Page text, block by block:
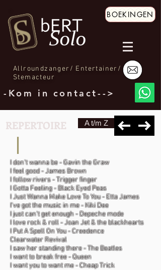
Allroundzanger/ Entertainer/
Stemacteur
BOEKINGEN
-Kom in contact-->
I
A t/m Z
REPERTOIRE
I don't wanna be - Gavin the Graw
I feel good - James Brown
I follow rivers - Trigger finger
I Gotta Feeling - Black Eyed Peas
I Just Wanna Make Love To You - Etta James
I've got the music in me - Kiki Dee
I just can't get enough - Depeche mode
I love rock & roll - Joan Jet & the blackhearts
I Put A Spell On You - Creedence
Clearwater Revival
I saw her standing there - The Beatles
I want to break free - Queen
I want you to want me - Cheap Trick